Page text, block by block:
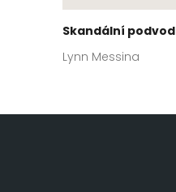
Skandální podvod
Lynn Messina